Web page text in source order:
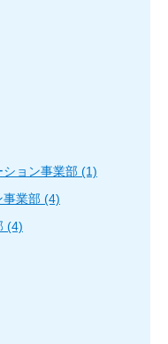
ョン事業部 (1)
事業部 (4)
(4)